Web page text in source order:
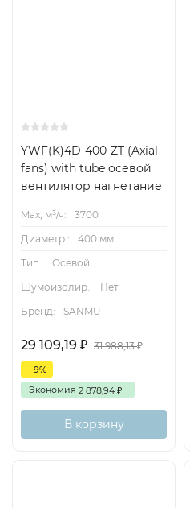
YWF(K)4D-400-ZT (Axial
fans) with tube осевой
вентилятор нагнетание
Max, м³/ч:
3700
Диаметр.:
400 мм
Тип.:
Осевой
Шумоизолир.:
Нет
Бренд:
SANMU
29 109,19 ₽ 31 988,13₽
- 9%
Экономия 2 878,94 ₽
В корзину